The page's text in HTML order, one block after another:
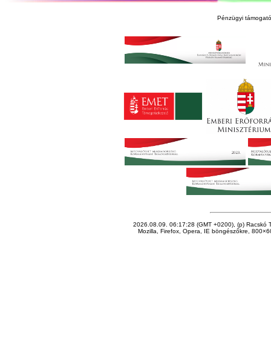
Pénzügyi
2026.08.09. 06:17:28 (GMT +0200), (p) Racskó
Mozilla, Firefox, Opera, IE böngészőkre,